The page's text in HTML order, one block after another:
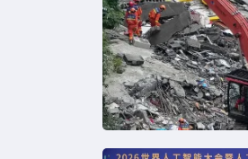
Снимка: БТА